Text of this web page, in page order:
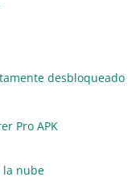
desbloqueado
Pro APK
la nube